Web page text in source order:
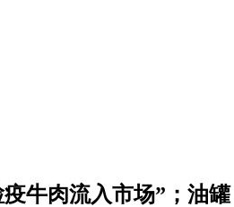
牛肉流入市场”；油罐